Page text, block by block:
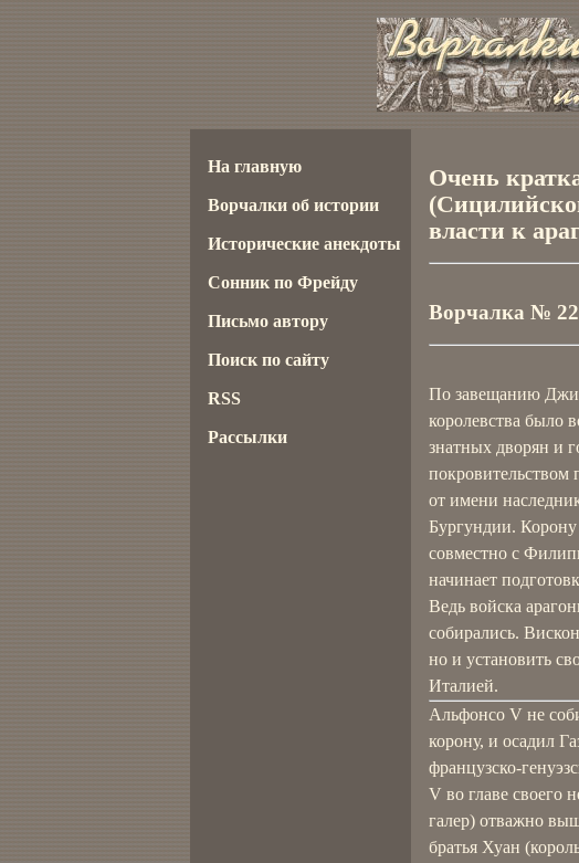
Очень
власти к
Ворчалка №
По завещанию
королевства было
знатных дворян и
от имени
Бургундии. Корону
совместно с
начинает
Ведь войска
собирались.
но и установить
Италией.
Альфонсо V не
корону, и осадил
французско-
V во главе своего
галер) отважно
братья Хуан
На главную
Ворчалки об истории
Исторические анекдоты
Сонник по Фрейду
Письмо автору
Поиск по сайту
RSS
Рассылки